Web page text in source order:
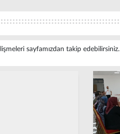
sayfamızdan takip edebilirsiniz.